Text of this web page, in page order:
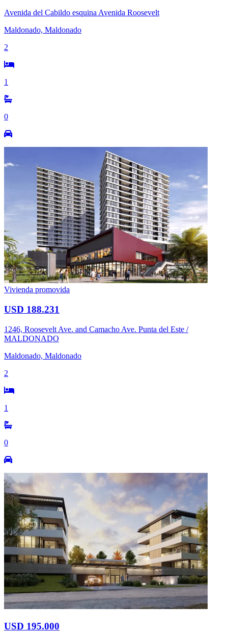
Avenida del Cabildo esquina Avenida Roosevelt
Maldonado, Maldonado
2
1
0
Vivienda promovida
USD 188.231
1246, Roosevelt Ave. and Camacho Ave. Punta del Este /
MALDONADO
Maldonado, Maldonado
2
1
0
USD 195.000